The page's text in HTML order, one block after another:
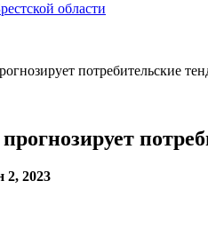
области
потребительские
2, 2023